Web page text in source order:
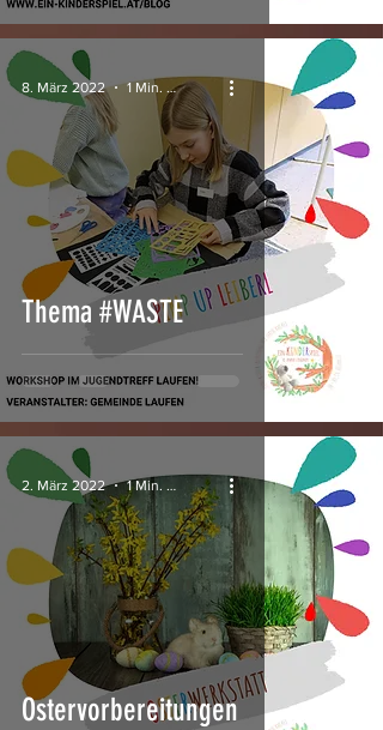
Thema #WASTE
8. März 2022 1 Min. Lesezeit
Ostervorbereitungen
2. März 2022 1 Min. Lesezeit